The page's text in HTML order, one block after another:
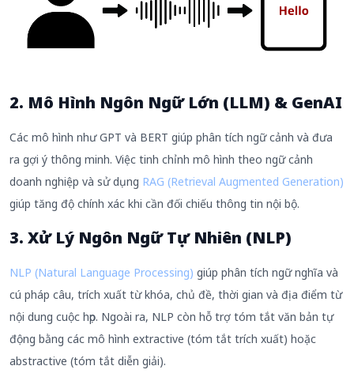
2. Mô Hình Ngôn Ngữ Lớn (LLM) & GenAI
Các mô hình như GPT và BERT giúp phân tích ngữ cảnh và đưa
ra gợi ý thông minh. Việc tinh chỉnh mô hình theo ngữ cảnh
doanh nghiệp và sử dụng RAG (Retrieval Augmented Generation)
giúp tăng độ chính xác khi cần đối chiếu thông tin nội bộ.
3. Xử Lý Ngôn Ngữ Tự Nhiên (NLP)
NLP (Natural Language Processing) giúp phân tích ngữ nghĩa và
cú pháp câu, trích xuất từ khóa, chủ đề, thời gian và địa điểm từ
nội dung cuộc họp. Ngoài ra, NLP còn hỗ trợ tóm tắt văn bản tự
động bằng các mô hình extractive (tóm tắt trích xuất) hoặc
abstractive (tóm tắt diễn giải).